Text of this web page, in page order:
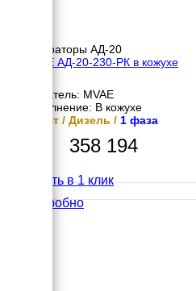
Генераторы АД-20
MVAE АД-20-230-РК в кожухе
Двигатель: MVAE
Исполнение: В кожухе
20 кВт / Дизель / 1 фаза
358 194
Купить в 1 клик
Подробно